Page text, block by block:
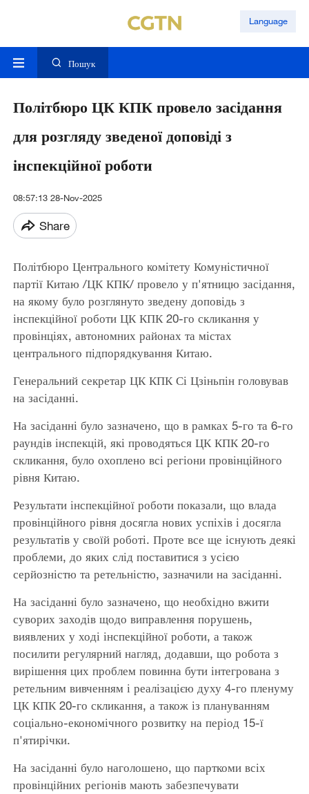
Language
Пошук
Політбюро ЦК КПК провело засідання
для розгляду зведеної доповіді з
інспекційної роботи
08:57:13 28-Nov-2025
Share
Політбюро Центрального комітету Комуністичної
партії Китаю /ЦК КПК/ провело у п'ятницю засідання,
на якому було розглянуто зведену доповідь з
інспекційної роботи ЦК КПК 20-го скликання у
провінціях, автономних районах та містах
центрального підпорядкування Китаю.
Генеральний секретар ЦК КПК Сі Цзіньпін головував
на засіданні.
На засіданні було зазначено, що в рамках 5-го та 6-го
раундів інспекцій, які проводяться ЦК КПК 20-го
скликання, було охоплено всі регіони провінційного
рівня Китаю.
Результати інспекційної роботи показали, що влада
провінційного рівня досягла нових успіхів і досягла
результатів у своїй роботі. Проте все ще існують деякі
проблеми, до яких слід поставитися з усією
серйозністю та ретельністю, зазначили на засіданні.
На засіданні було зазначено, що необхідно вжити
суворих заходів щодо виправлення порушень,
виявлених у ході інспекційної роботи, а також
посилити регулярний нагляд, додавши, що робота з
вирішення цих проблем повинна бути інтегрована з
ретельним вивченням і реалізацією духу 4-го пленуму
ЦК КПК 20-го скликання, а також із плануванням
соціально-економічного розвитку на період 15-ї
п'ятирічки.
На засіданні було наголошено, що парткоми всіх
провінційних регіонів мають забезпечувати